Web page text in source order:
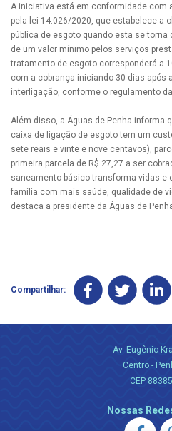
A iniciativa está em conformidade com
pela lei 14.026/2020, que estabelece a
pública de esgoto quando esta se torna
de um valor mínimo pelos serviços
tratamento de esgoto corresponderá a
com a cobrança iniciando 30 dias após
interligação, conforme o regulamento
Além disso, a Águas de Penha informa
caixa de ligação de esgoto tem um
sete reais e vinte e nove centavos),
primeira parcela de R$ 27,27 a ser
saneamento básico transforma vidas e
família com mais saúde, qualidade de
destaca a presidente da Águas de
Compartilhar:
Av. Eugênio
Centro -
CEP
Nossas